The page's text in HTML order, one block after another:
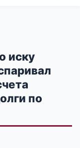
иску
по